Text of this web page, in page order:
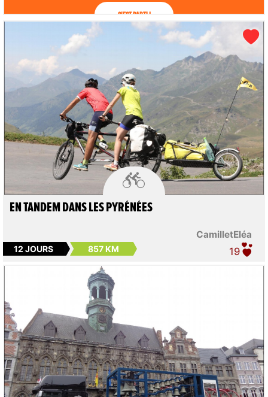
C'est parti !

CamilletEléa
EN TANDEM DANS LES PYRÉNÉES
12 JOURS 857 KM 19